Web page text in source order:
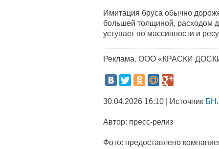
Имитация бруса обычно
большей толщиной, расходом
уступает по массивности и
Реклама. ООО «КРАСКИ
30.04.2026 16:10 | Источник
Автор: пресс-релиз
Фото: предоставлено